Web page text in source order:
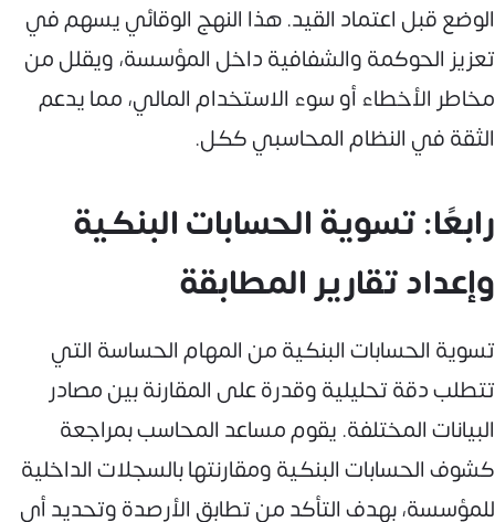
الوضع قبل اعتماد القيد. هذا النهج الوقائي يسهم في
تعزيز الحوكمة والشفافية داخل المؤسسة، ويقلل من
مخاطر الأخطاء أو سوء الاستخدام المالي، مما يدعم
الثقة في النظام المحاسبي ككل.
رابعًا: تسوية الحسابات البنكية
وإعداد تقارير المطابقة
تسوية الحسابات البنكية من المهام الحساسة التي
تتطلب دقة تحليلية وقدرة على المقارنة بين مصادر
البيانات المختلفة. يقوم مساعد المحاسب بمراجعة
كشوف الحسابات البنكية ومقارنتها بالسجلات الداخلية
للمؤسسة، بهدف التأكد من تطابق الأرصدة وتحديد أي